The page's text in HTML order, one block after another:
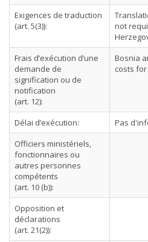
Exigences de traduction
(art. 5(3)):
not
Frais d’exécution d’une
demande de
signification ou de
notification
(art. 12):
Bosnia
costs
Délai d’exécution:
Pas
Officiers ministériels,
fonctionnaires ou
autres personnes
compétents
(art. 10 (b)):
Opposition et
déclarations
(art. 21(2)):